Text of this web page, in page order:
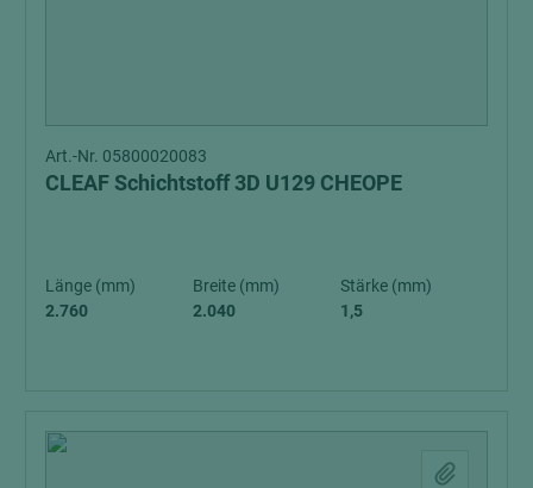
Art.-Nr. 05800020083
CLEAF Schichtstoff 3D U129 CHEOPE
Länge (mm)
2.760
Breite (mm)
2.040
Stärke (mm)
1,5